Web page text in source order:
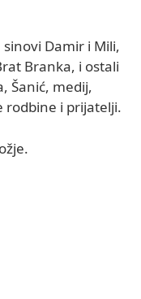
Damir i Mili,
Branka, i ostali
Šanić, medij,
rodbine i prijatelji.